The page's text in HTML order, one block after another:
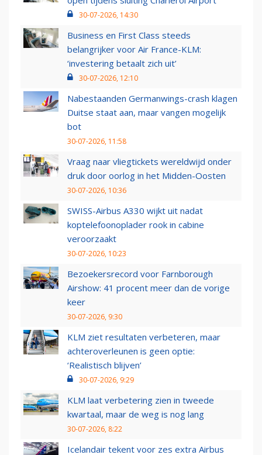
30-07-2026, 14:30
Business en First Class steeds
belangrijker voor Air France-KLM:
‘investering betaalt zich uit’
30-07-2026, 12:10
Nabestaanden Germanwings-crash klagen
Duitse staat aan, maar vangen mogelijk
bot
30-07-2026, 11:58
Vraag naar vliegtickets wereldwijd onder
druk door oorlog in het Midden-Oosten
30-07-2026, 10:36
SWISS-Airbus A330 wijkt uit nadat
koptelefoonoplader rook in cabine
veroorzaakt
30-07-2026, 10:23
Bezoekersrecord voor Farnborough
Airshow: 41 procent meer dan de vorige
keer
30-07-2026, 9:30
KLM ziet resultaten verbeteren, maar
achteroverleunen is geen optie:
‘Realistisch blijven’
30-07-2026, 9:29
KLM laat verbetering zien in tweede
kwartaal, maar de weg is nog lang
30-07-2026, 8:22
Icelandair tekent voor zes extra Airbus